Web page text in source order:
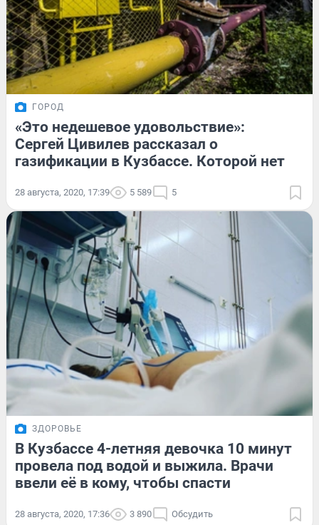
ГОРОД
«Это недешевое удовольствие»:
Сергей Цивилев рассказал о
газификации в Кузбассе. Которой нет
28 августа, 2020, 17:39 5 589 5
ЗДОРОВЬЕ
В Кузбассе 4-летняя девочка 10 минут
провела под водой и выжила. Врачи
ввели её в кому, чтобы спасти
28 августа, 2020, 17:36 3 890 Обсудить